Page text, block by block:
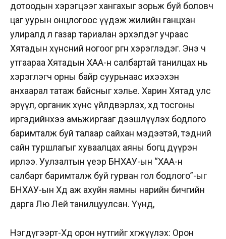
дотоодын хэрэгцээг хангахыг зорьж буй боловч
цаг уурын онцлогоос үүдэж жилийн ганцхан
улиралд л газар тариалан эрхэлдэг учраас
Хятадын хүнсний ногоог өргөн хэрэглэдэг. Энэ ч
утгаараа Хятадын ХАА-н салбартай танилцах нь
хэрэглэгч орны байр суурьнаас ихээхэн
анхаарал татаж байсныг хэлье. Харин Хятад улс
эрүүл, органик хүнс үйлдвэрлэх, хөдөө тосгоны
иргэдийнхээ амьжиргааг дээшлүүлэх бодлого
баримталж буй талаар сайхан мэдээтэй, тэдний
сайн туршлагыг хуваалцах аяны богц дүүрэн
ирлээ. Уулзалтын үеэр БНХАУ-ын “ХАА-н
салбарт баримталж буй гурван гол бодлого”-ыг
БНХАУ-ын Хөдөө аж ахуйн яамны нарийн бичгийн
дарга Лю Лей танилцуулсан. Үүнд,
Нэгдүгээрт-Хөдөө орон нутгийг хөгжүүлэх: Орон